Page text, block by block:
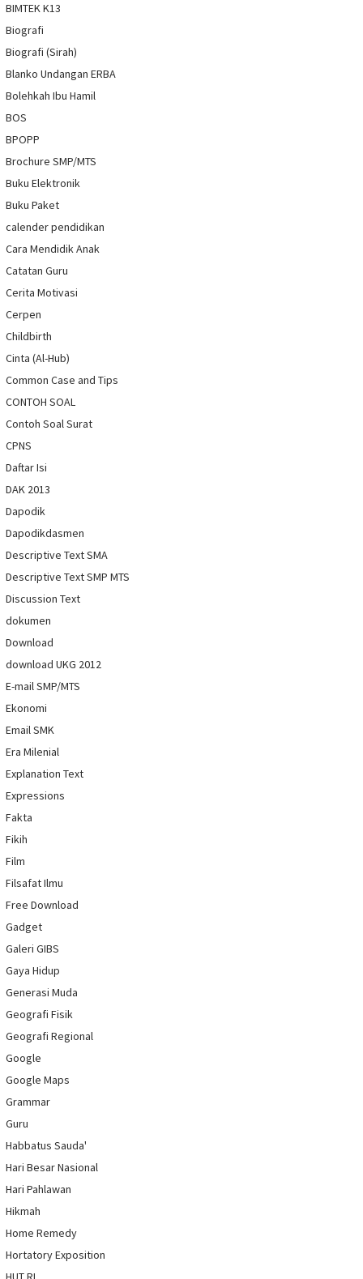
BIMTEK K13
Biografi
Biografi (Sirah)
Blanko Undangan ERBA
Bolehkah Ibu Hamil
BOS
BPOPP
Brochure SMP/MTS
Buku Elektronik
Buku Paket
calender pendidikan
Cara Mendidik Anak
Catatan Guru
Cerita Motivasi
Cerpen
Childbirth
Cinta (Al-Hub)
Common Case and Tips
CONTOH SOAL
Contoh Soal Surat
CPNS
Daftar Isi
DAK 2013
Dapodik
Dapodikdasmen
Descriptive Text SMA
Descriptive Text SMP MTS
Discussion Text
dokumen
Download
download UKG 2012
E-mail SMP/MTS
Ekonomi
Email SMK
Era Milenial
Explanation Text
Expressions
Fakta
Fikih
Film
Filsafat Ilmu
Free Download
Gadget
Galeri GIBS
Gaya Hidup
Generasi Muda
Geografi Fisik
Geografi Regional
Google
Google Maps
Grammar
Guru
Habbatus Sauda'
Hari Besar Nasional
Hari Pahlawan
Hikmah
Home Remedy
Hortatory Exposition